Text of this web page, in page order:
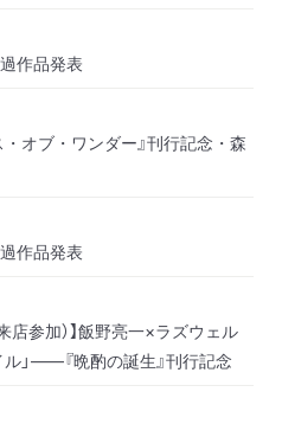
作品発表
・オブ・ワンダー』刊行記念・森
作品発表
店参加）】飯野亮一×ラズウェル
」――『晩酌の誕生』刊行記念